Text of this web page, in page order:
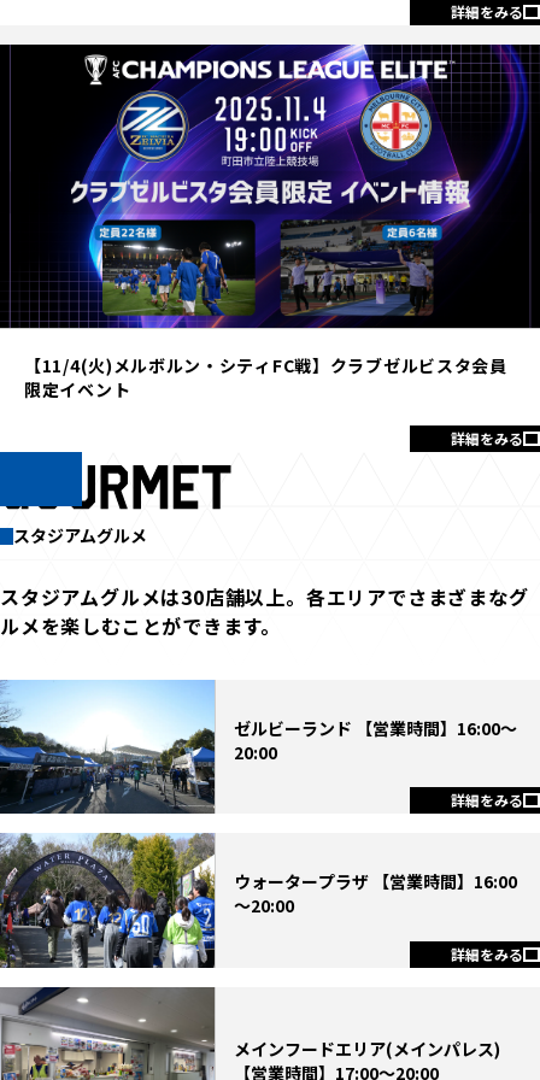
詳細をみる
【11/4(火)メルボルン・シティFC戦】クラブゼルビスタ会員
限定イベント
詳細をみる
スタジアムグルメ
スタジアムグルメは30店舗以上。各エリアでさまざまなグ
ルメを楽しむことができます。
ゼルビーランド 【営業時間】16:00～
20:00
詳細をみる
ウォータープラザ 【営業時間】16:00
～20:00
詳細をみる
メインフードエリア(メインパレス)
【営業時間】17:00～20:00